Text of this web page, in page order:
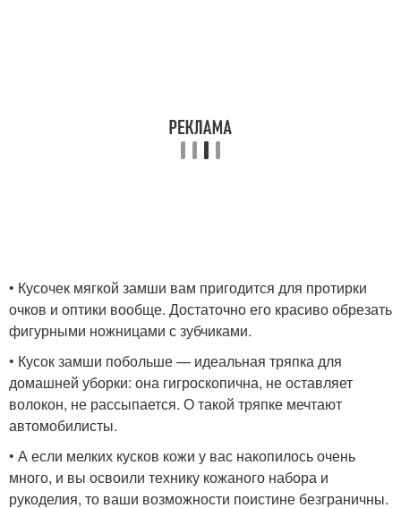
• Кусочек мягкой замши вам пригодится для протирки
очков и оптики вообще. Достаточно его красиво обрезать
фигурными ножницами с зубчиками.
• Кусок замши побольше — идеальная тряпка для
домашней уборки: она гигроскопична, не оставляет
волокон, не рассыпается. О такой тряпке мечтают
автомобилисты.
• А если мелких кусков кожи у вас накопилось очень
много, и вы освоили технику кожаного набора и
рукоделия, то ваши возможности поистине безграничны.